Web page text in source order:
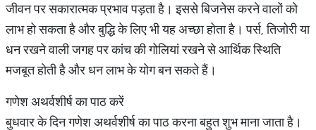
जीवन पर सकारात्मक प्रभाव पड़ता है। इससे बिजनेस करने वालों को
लाभ हो सकता है और बुद्धि के लिए भी यह अच्छा होता है। पर्स, तिजोरी या
धन रखने वाली जगह पर कांच की गोलियां रखने से आर्थिक स्थिति
मजबूत होती है और धन लाभ के योग बन सकते हैं।
गणेश अथर्वशीर्ष का पाठ करें
बुधवार के दिन गणेश अथर्वशीर्ष का पाठ करना बहुत शुभ माना जाता है।